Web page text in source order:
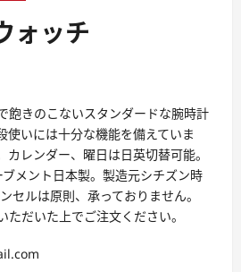
ォッチ
飽きのこないスタンダードな腕時計
使いには十分な機能を備えていま
カレンダー、曜日は日英切替可能。
メント日本製。製造元シチズン時
セルは原則、承っておりません。
ただいた上でご注文ください。